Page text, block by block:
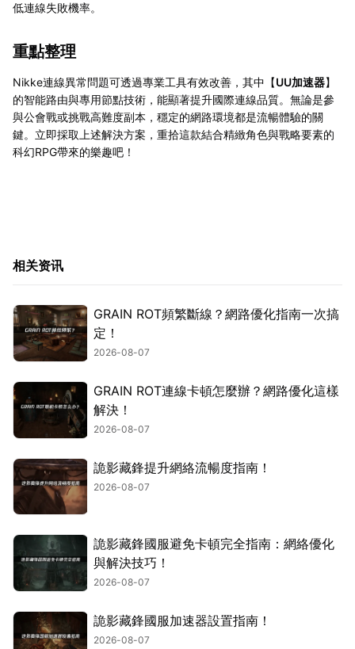
低連線失敗機率。
重點整理
Nikke連線異常問題可透過專業工具有效改善，其中【UU加速器】
的智能路由與專用節點技術，能顯著提升國際連線品質。無論是參
與公會戰或挑戰高難度副本，穩定的網路環境都是流暢體驗的關
鍵。立即採取上述解決方案，重拾這款結合精緻角色與戰略要素的
科幻RPG帶來的樂趣吧！
相关资讯
GRAIN ROT頻繁斷線？網路優化指南一次搞
定！
2026-08-07
GRAIN ROT連線卡頓怎麼辦？網路優化這樣
解決！
2026-08-07
詭影藏鋒提升網絡流暢度指南！
2026-08-07
詭影藏鋒國服避免卡頓完全指南：網絡優化
與解決技巧！
2026-08-07
詭影藏鋒國服加速器設置指南！
2026-08-07